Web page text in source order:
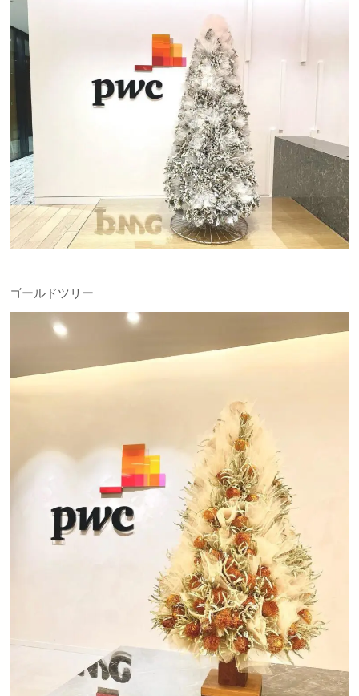
ゴールドツリー